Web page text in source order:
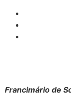
Francimário de